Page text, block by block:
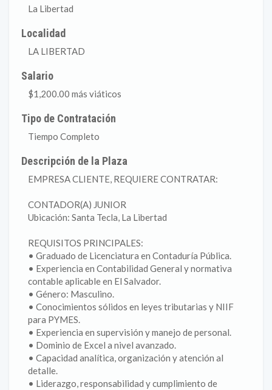
La Libertad
Localidad
LA LIBERTAD
Salario
$1,200.00 más viáticos
Tipo de Contratación
Tiempo Completo
Descripción de la Plaza
EMPRESA CLIENTE, REQUIERE CONTRATAR:
CONTADOR(A) JUNIOR
Ubicación: Santa Tecla, La Libertad
REQUISITOS PRINCIPALES:
• Graduado de Licenciatura en Contaduría Pública.
• Experiencia en Contabilidad General y normativa
contable aplicable en El Salvador.
• Género: Masculino.
• Conocimientos sólidos en leyes tributarias y NIIF
para PYMES.
• Experiencia en supervisión y manejo de personal.
• Dominio de Excel a nivel avanzado.
• Capacidad analítica, organización y atención al
detalle.
• Liderazgo, responsabilidad y cumplimiento de